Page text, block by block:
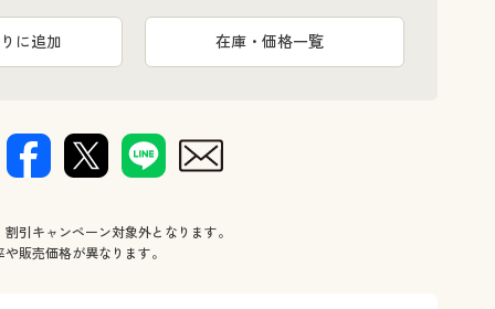
に追加 在庫・価格一覧
引キャンペーン対象外となります。
販売価格が異なります。